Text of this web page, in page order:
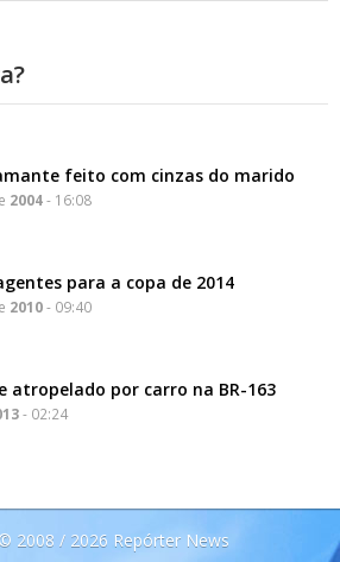
feito com cinzas do marido
2004- 16:08
para a copa de 2014
2010- 09:40
atropelado por carro na BR-163
- 02:24
2008 / 2026 Repórter News